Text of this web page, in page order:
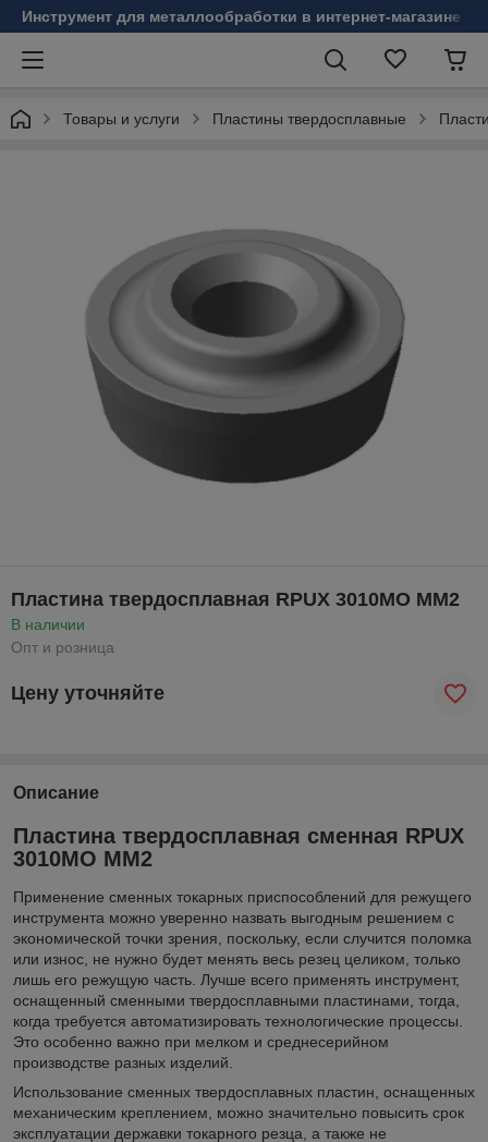
Инструмент для металлообработки в интернет-магазине
Товары и услуги Пластины твердосплавные
Пластина твердосплавная RPUX 3010MO MM2
В наличии
Опт и розница
Цену уточняйте
Описание
Пластина твердосплавная сменная RPUX
3010MO MM2
Применение сменных токарных приспособлений для режущего
инструмента можно уверенно назвать выгодным решением с
экономической точки зрения, поскольку, если случится поломка
или износ, не нужно будет менять весь резец целиком, только
лишь его режущую часть. Лучше всего применять инструмент,
оснащенный сменными твердосплавными пластинами, тогда,
когда требуется автоматизировать технологические процессы.
Это особенно важно при мелком и среднесерийном
производстве разных изделий.
Использование сменных твердосплавных пластин, оснащенных
механическим креплением, можно значительно повысить срок
эксплуатации державки токарного резца, а также не